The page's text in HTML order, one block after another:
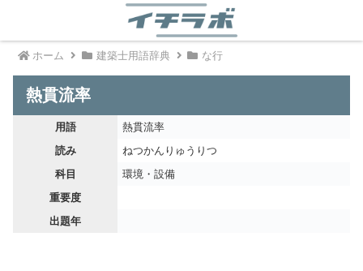
ホーム 建築士用語辞典 な行
熱貫流率
用語
熱貫流率
読み
ねつかんりゅうりつ
科目
環境・設備
重要度
出題年